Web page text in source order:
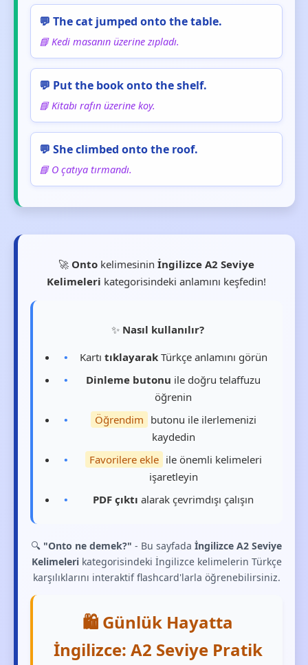
💬 The cat jumped onto the table.
📘 Kedi masanın üzerine zıpladı.
💬 Put the book onto the shelf.
📘 Kitabı rafın üzerine koy.
💬 She climbed onto the roof.
📘 O çatıya tırmandı.
🚀 Onto kelimesininİngilizce A2 Seviye
Kelimeleri kategorisindeki anlamını keşfedin!
✨ Nasıl kullanılır?
Kartı tıklayarakTürkçe anlamını görün
Dinleme butonu ile doğru telaffuzu
öğrenin
Öğrendim butonu ile ilerlemenizi
kaydedin
Favorilere ekle ile önemli kelimeleri
işaretleyin
PDF çıktı alarak çevrimdışı çalışın
🔍 "Onto ne demek?" - Bu sayfadaİngilizce A2 Seviye
Kelimelerikategorisindeki İngilizce kelimelerin Türkçe
karşılıklarını interaktif flashcard'larla öğrenebilirsiniz.
🛍️ Günlük Hayatta
İngilizce: A2 Seviye Pratik